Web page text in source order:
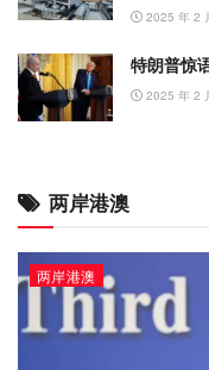
2025 年 2
特朗普惊
2025 年 2
两岸港澳
两岸港澳